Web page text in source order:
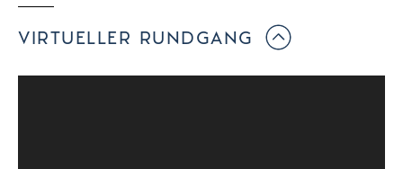
VIRTUELLER RUNDGANG